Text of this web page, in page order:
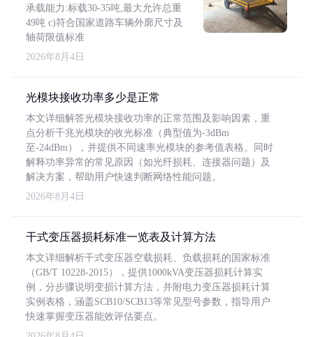
承载能力:标载30-35吨,最大允许总重
49吨 c)符合国家道路车辆外廓尺寸及
轴荷限值标准
2026年8月4日
光模块接收功率多少是正常
本文详细解答光模块接收功率的正常范围及影响因素，重
点分析千兆光模块的收光标准（典型值为-3dBm
至-24dBm），并提供不同速率光模块的参考值表格。同时
解释功率异常的常见原因（如光纤损耗、连接器问题）及
解决方案，帮助用户快速判断网络性能问题。
2026年8月4日
干式变压器损耗标准一览表及计算方法
本文详细解析干式变压器空载损耗、负载损耗的国家标准
（GB/T 10228-2015），提供1000kVA变压器损耗计算实
例，分步骤说明变损计算方法，并附电力变压器损耗计算
实例表格，涵盖SCB10/SCB13等常见型号参数，指导用户
快速掌握变压器能效评估要点。